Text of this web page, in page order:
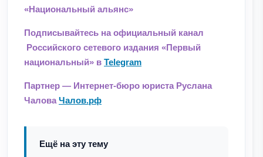
«Национальный альянс»
Подписывайтесь на официальный канал
Российского сетевого издания «Первый
национальный» в Telegram
Партнер — Интернет-бюро юриста Руслана
Чалова Чалов.рф
Ещё на эту тему